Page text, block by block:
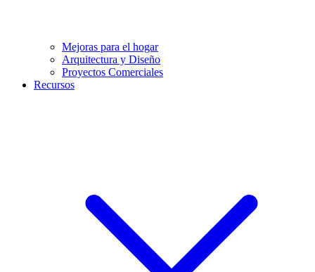
Mejoras para el hogar
Arquitectura y Diseño
Proyectos Comerciales
Recursos